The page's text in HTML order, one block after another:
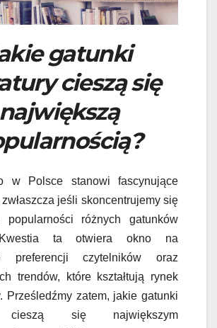
gatunki
cieszą się
największą
w Polsce stanowi fascynujące
jeśli skoncentrujemy się
różnych gatunków
Kwestia ta otwiera okno na
preferencji czytelników oraz
trendów, które kształtują rynek
Prześledźmy zatem, jakie gatunki
cieszą się największym